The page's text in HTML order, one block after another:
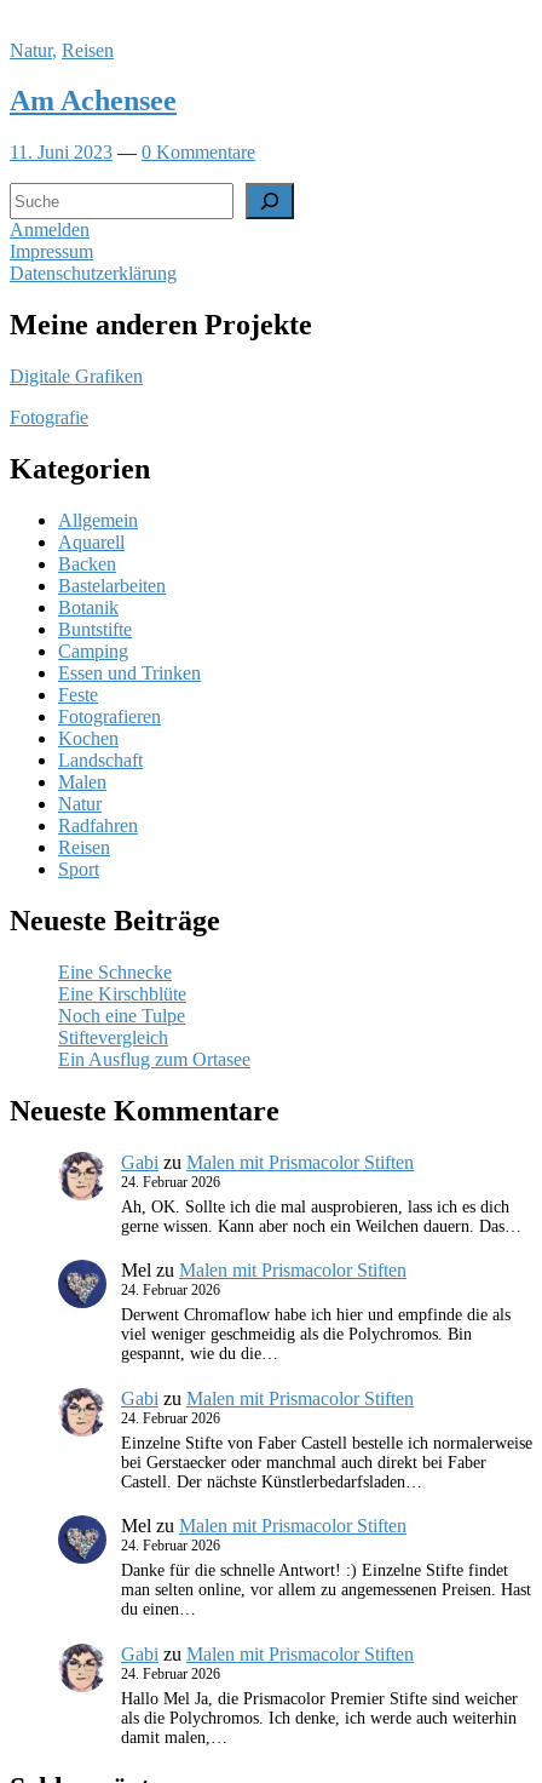
Natur, Reisen
Am Achensee
11. Juni 2023 — 0 Kommentare
Suchen
Anmelden
Impressum
Datenschutzerklärung
Meine anderen Projekte
Digitale Grafiken
Fotografie
Kategorien
Allgemein
Aquarell
Backen
Bastelarbeiten
Botanik
Buntstifte
Camping
Essen und Trinken
Feste
Fotografieren
Kochen
Landschaft
Malen
Natur
Radfahren
Reisen
Sport
Neueste Beiträge
Eine Schnecke
Eine Kirschblüte
Noch eine Tulpe
Stiftevergleich
Ein Ausflug zum Ortasee
Neueste Kommentare
Gabi zu Malen mit Prismacolor Stiften
24. Februar 2026
Ah, OK. Sollte ich die mal ausprobieren, lass ich es dich
gerne wissen. Kann aber noch ein Weilchen dauern. Das…
Mel zu Malen mit Prismacolor Stiften
24. Februar 2026
Derwent Chromaflow habe ich hier und empfinde die als
viel weniger geschmeidig als die Polychromos. Bin
gespannt, wie du die…
Gabi zu Malen mit Prismacolor Stiften
24. Februar 2026
Einzelne Stifte von Faber Castell bestelle ich normalerweise
bei Gerstaecker oder manchmal auch direkt bei Faber
Castell. Der nächste Künstlerbedarfsladen…
Mel zu Malen mit Prismacolor Stiften
24. Februar 2026
Danke für die schnelle Antwort! :) Einzelne Stifte findet
man selten online, vor allem zu angemessenen Preisen. Hast
du einen…
Gabi zu Malen mit Prismacolor Stiften
24. Februar 2026
Hallo Mel Ja, die Prismacolor Premier Stifte sind weicher
als die Polychromos. Ich denke, ich werde auch weiterhin
damit malen,…